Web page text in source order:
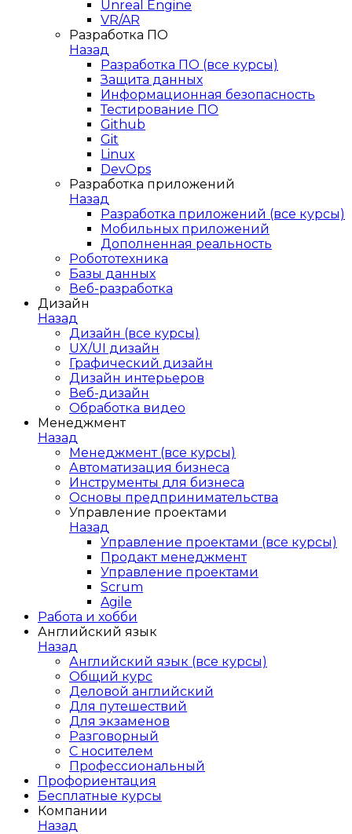
Unreal Engine
VR/AR
Разработка ПО
Назад
Разработка ПО (все курсы)
Защита данных
Информационная безопасность
Тестирование ПО
Github
Git
Linux
DevOps
Разработка приложений
Назад
Разработка приложений (все курсы)
Мобильных приложений
Дополненная реальность
Робототехника
Базы данных
Веб-разработка
Дизайн
Назад
Дизайн (все курсы)
UX/UI дизайн
Графический дизайн
Дизайн интерьеров
Веб-дизайн
Обработка видео
Менеджмент
Назад
Менеджмент (все курсы)
Автоматизация бизнеса
Инструменты для бизнеса
Основы предпринимательства
Управление проектами
Назад
Управление проектами (все курсы)
Продакт менеджмент
Управление проектами
Scrum
Agile
Работа и хобби
Английский язык
Назад
Английский язык (все курсы)
Общий курс
Деловой английский
Для путешествий
Для экзаменов
Разговорный
С носителем
Профессиональный
Профориентация
Бесплатные курсы
Компании
Назад